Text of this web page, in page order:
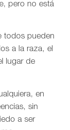
pero no está
todos pueden
a la raza, el
lugar de
en
sin
a ser